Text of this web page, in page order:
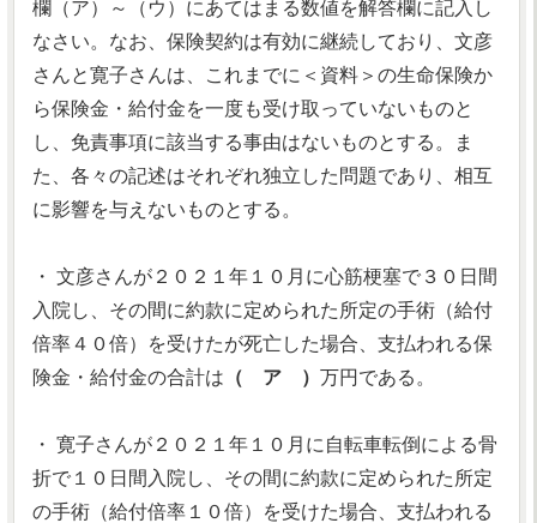
欄（ア）～（ウ）にあてはまる数値を解答欄に記入し
なさい。なお、保険契約は有効に継続しており、文彦
さんと寛子さんは、これまでに＜資料＞の生命保険か
ら保険金・給付金を一度も受け取っていないものと
し、免責事項に該当する事由はないものとする。ま
た、各々の記述はそれぞれ独立した問題であり、相互
に影響を与えないものとする。
・ 文彦さんが２０２１年１０月に心筋梗塞で３０日間
入院し、その間に約款に定められた所定の手術（給付
倍率４０倍）を受けたが死亡した場合、支払われる保
険金・給付金の合計は （ ア ） 万円である。
・ 寛子さんが２０２１年１０月に自転車転倒による骨
折で１０日間入院し、その間に約款に定められた所定
の手術（給付倍率１０倍）を受けた場合、支払われる